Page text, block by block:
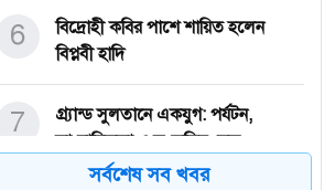
বিদ্রোহী কবির পাশে শায়িত হলেন
বিপ্লবী হাদি
6
গ্র্যান্ড সুলতানে একযুগ: পর্যটন,
সাংবাদিকতা ও সংস্কৃতির সেতু
7
সর্বশেষ সব খবর